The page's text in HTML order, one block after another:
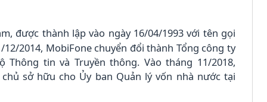
được thành lập vào ngày 16/04/1993 với tên gọi
2014, MobiFone chuyển đổi thành Tổng công ty
tin và Truyền thông. Vào tháng 11/2018,
sở hữu cho Ủy ban Quản lý vốn nhà nước tại